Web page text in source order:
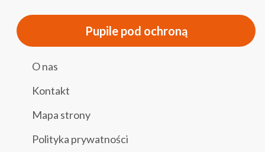
Pupile pod ochroną
O nas
Kontakt
Mapa strony
Polityka prywatności